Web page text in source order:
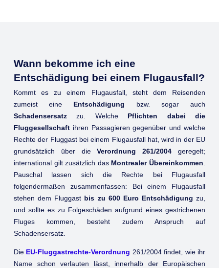
Wann bekomme ich eine
Entschädigung bei einem Flugausfall?
Kommt es zu einem Flugausfall, steht dem Reisenden
zumeist eine Entschädigung bzw. sogar auch
Schadensersatz zu. Welche Pflichten dabei die
Fluggesellschaft ihren Passagieren gegenüber und welche
Rechte der Fluggast bei einem Flugausfall hat, wird in der EU
grundsätzlich über dieVerordnung 261/2004 geregelt;
international gilt zusätzlich das Montrealer Übereinkommen
Pauschal lassen sich die Rechte bei Flugausfall
folgendermaßen zusammenfassen: Bei einem Flugausfall
stehen dem Fluggast bis zu 600 Euro Entschädigung zu,
und sollte es zu Folgeschäden aufgrund eines gestrichenen
Fluges kommen, besteht zudem Anspruch auf
Schadensersatz.
Die EU-Fluggastrechte-Verordnung 261/2004 findet, wie ihr
Name schon verlauten lässt, innerhalb der Europäischen